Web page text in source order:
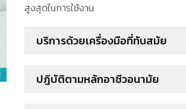
สูงสุดในการใช้งาน
บริการด้วยเครื่องมือที่ทันสมัย
ปฎิบัติตามหลักอาชีวอนามัย